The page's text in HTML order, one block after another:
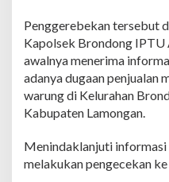
o
l
i
r
a
s
P
o
l
Penggerebekan tersebut
Kapolsek Brondong IPTU
awalnya menerima
adanya dugaan penjualan
warung di Kelurahan
Kabupaten Lamongan.
Menindaklanjuti
melakukan pengecekan